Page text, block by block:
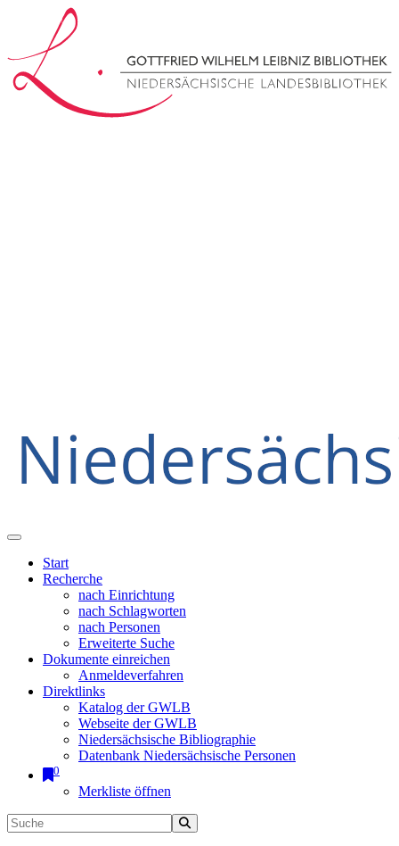
Start
Recherche
nach Einrichtung
nach Schlagworten
nach Personen
Erweiterte Suche
Dokumente einreichen
Anmeldeverfahren
Direktlinks
Katalog der GWLB
Webseite der GWLB
Niedersächsische Bibliographie
Datenbank Niedersächsische Personen
0
Merkliste öffnen